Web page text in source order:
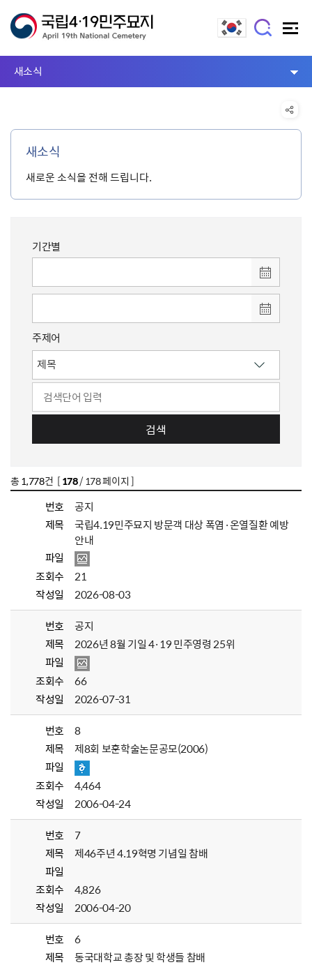
새소식
새소식
새로운 소식을 전해 드립니다.
기간별
주제어
검색
총 1,778건 [178/ 178 페이지 ]
번호
공지
제목
국립4.19민주묘지 방문객 대상 폭염·온열질환 예방
안내
파일
조회수
21
작성일
2026-08-03
번호
공지
제목
2026년 8월 기일 4·19 민주영령 25위
파일
조회수
66
작성일
2026-07-31
번호
8
제목
제8회 보훈학술논문공모(2006)
파일
조회수
4,464
작성일
2006-04-24
번호
7
제목
제46주년 4.19혁명 기념일 참배
파일
조회수
4,826
작성일
2006-04-20
번호
6
제목
동국대학교 총장 및 학생들 참배